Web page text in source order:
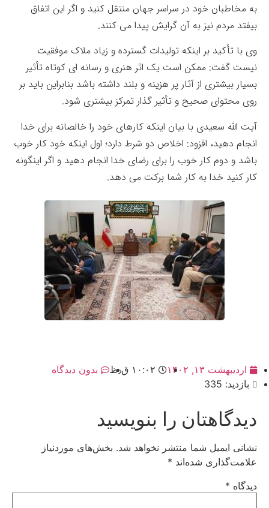
به مخاطبان خود در سراسر جهان منتقل کنید و اگر این اتفاق
بیفتد مردم نیز به آن گرایش پیدا می کنند.
وی با تأکید بر اینکه تولیدات گسترده و زیاد ملاک موفقیت
نیست گفت: ممکن است یک اثر هنری و رسانه ای کوتاه تأثیر
بسیار بیشتری از آثار پر هزینه و بلند داشته باشد بنابراین باید بر
روی محتوای صحیح و تأثیر گذار تمرکز بیشتری شود.
آیت الله سعیدی با بیان اینکه کارهای خود را خالصانه برای خدا
انجام دهید، افزود: اخلاص دو شرط دارد؛ اول اینکه خود کار خوب
باشد و دوم کار خوب را برای رضای خدا انجام دهید و اگر اینگونه
کار کنید خدا به کار شما برکت می دهد.
اردیبهشت ۱۳, ۱۴۰۲ ۱۰:۰۲ ق٫ظ
بدون دیدگاه
بازدید: 335
دیدگاهتان را بنویسید
نشانی ایمیل شما منتشر نخواهد شد. بخش‌های موردنیاز
علامت‌گذاری شده‌اند *
دیدگاه *